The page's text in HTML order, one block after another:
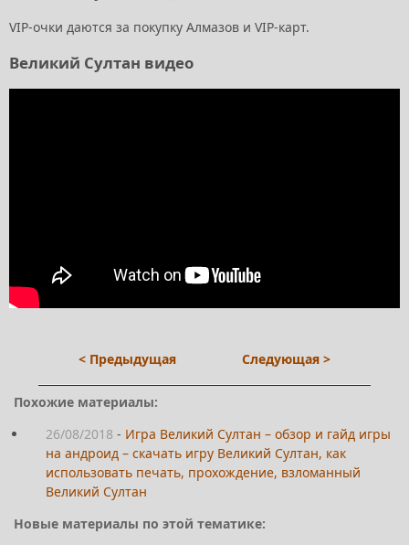
VIP-очки даются за покупку Алмазов и VIP-карт.
Великий Султан видео
< Предыдущая Следующая >
Похожие материалы:
26/08/2018 - Игра Великий Султан – обзор и гайд игры
на андроид – скачать игру Великий Султан, как
использовать печать, прохождение, взломанный
Великий Султан
Новые материалы по этой тематике: